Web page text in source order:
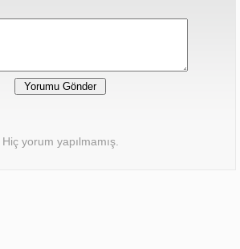
Hiç yorum yapılmamış.